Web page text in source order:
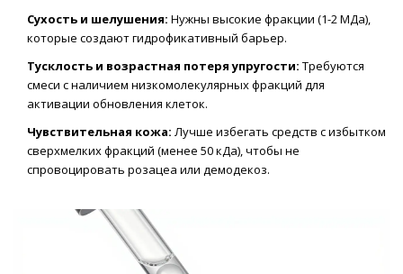
Сухость и шелушения: Нужны высокие фракции (1-2 МДа),
которые создают гидрофикативный барьер.
Тусклость и возрастная потеря упругости: Требуются
смеси с наличием низкомолекулярных фракций для
активации обновления клеток.
Чувствительная кожа: Лучше избегать средств с избытком
сверхмелких фракций (менее 50 кДа), чтобы не
спровоцировать розацеа или демодекоз.